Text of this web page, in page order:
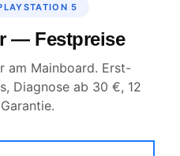
5
— Festpreise
am Mainboard. Erst-
Diagnose ab 30 €, 12